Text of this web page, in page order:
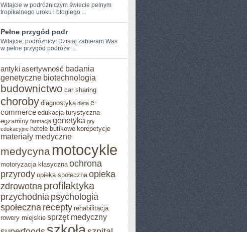
Witajcie w podróżniczym⁣ świecie pełnym
tropikalnego uroku i błogiego ...
Pełne przygód podr
Witajcie, ⁤podróżnicy! Dzisiaj ‌zabieram​ Was
w pełne przygód podróże ...
antykiasertywność badania
genetyczne biotechnologia
budownictwo car sharing
choroby diagnostyka dieta e-
commerce edukacja turystyczna
egzaminy farmacja genetyka gry
edukacyjne hotele butikowe korepetycje
materiały medyczne
medycyna motocykle
motoryzacja klasyczna ochrona
przyrody opieka społeczna opieka
zdrowotna profilaktyka
przychodnia psychologia
społeczna recepty rehabilitacja
rowery miejskie sprzęt medyczny